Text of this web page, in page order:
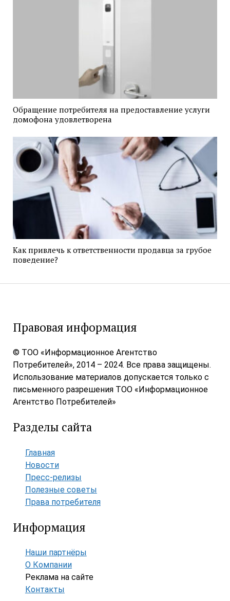
Обращение потребителя на предоставление услуги
домофона удовлетворена
Как привлечь к ответственности продавца за грубое
поведение?
Правовая информация
© ТОО «Информационное Агентство
Потребителей», 2014 – 2024. Все права защищены.
Использование материалов допускается только с
письменного разрешения ТОО «Информационное
Агентство Потребителей»
Разделы сайта
Главная
Новости
Пресс-релизы
Полезные советы
Права потребителя
Информация
Наши партнёры
О Компании
Реклама на сайте
Контакты